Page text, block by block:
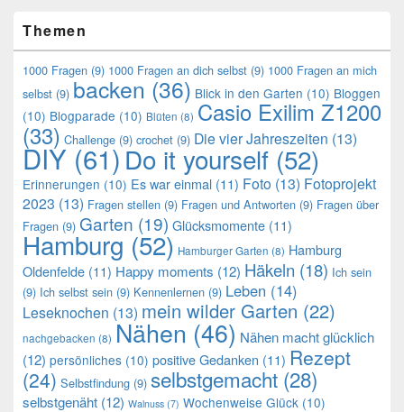
Themen
1000 Fragen (9) 1000 Fragen an dich selbst (9) 1000 Fragen an mich
selbst (9) backen (36) Blick in den Garten (10) Bloggen
(10) Blogparade (10) Blüten (8) Casio Exilim Z1200
(33) Challenge (9) crochet (9) Die vier Jahreszeiten (13)
DIY(61)Do it yourself (52)
Erinnerungen (10) Es war einmal (11) Foto (13) Fotoprojekt
2023 (13) Fragen stellen (9) Fragen und Antworten (9) Fragen über
Fragen (9) Garten (19) Glücksmomente (11)
Hamburg (52) Hamburger Garten (8) Hamburg
Oldenfelde (11) Happy moments (12) Häkeln (18) Ich sein
(9) Ich selbst sein (9) Kennenlernen (9) Leben (14)
Leseknochen (13) mein wilder Garten (22)
nachgebacken (8) Nähen (46) Nähen macht glücklich
(12) persönliches (10) positive Gedanken (11) Rezept
(24) Selbstfindung (9) selbstgemacht (28)
selbstgenäht (12) Walnuss (7) Wochenweise Glück (10)